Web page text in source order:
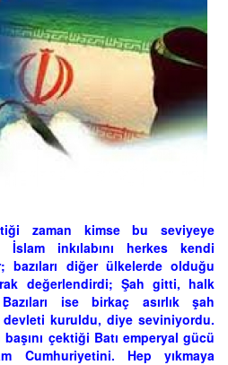
zaman kimse bu seviyeye
İslam inkılabını herkes kendi
bazıları diğer ülkelerde olduğu
değerlendirdi; Şah gitti, halk
ise birkaç asırlık şah
devleti kuruldu, diye seviniyordu.
başını çektiği Batı emperyal gücü
Cumhuriyetini. Hep yıkmaya